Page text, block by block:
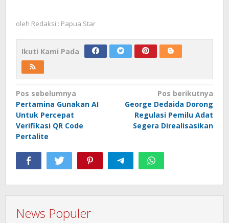
oleh Redaksi : Papua Star
Ikuti Kami Pada
Navigasi
pos
Pos sebelumnya
Pertamina Gunakan AI
Untuk Percepat
Verifikasi QR Code
Pertalite
Pos berikutnya
George Dedaida Dorong
Regulasi Pemilu Adat
Segera Direalisasikan
News Populer